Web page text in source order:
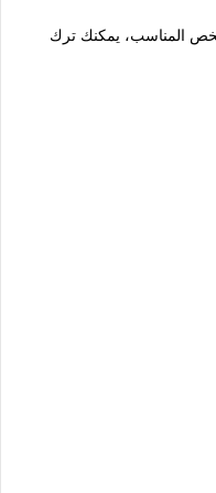
المناسب، يمكنك ترك